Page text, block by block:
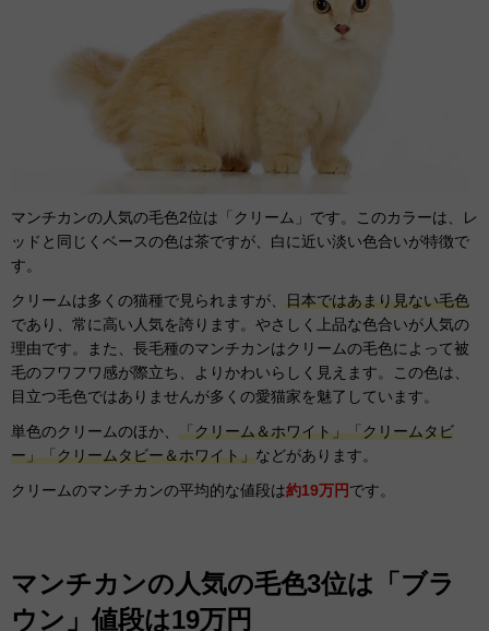
マンチカンの人気の毛色2位は「クリーム」です。このカラーは、レ
ッドと同じくベースの色は茶ですが、白に近い淡い色合いが特徴で
す。
クリームは多くの猫種で見られますが、 日本ではあまり見ない毛色
であり、常に高い人気を誇ります。やさしく上品な色合いが人気の
理由です。また、長毛種のマンチカンはクリームの毛色によって被
毛のフワフワ感が際立ち、よりかわいらしく見えます。この色は、
目立つ毛色ではありませんが多くの愛猫家を魅了しています。
単色のクリームのほか、 「クリーム＆ホワイト」「クリームタビ
ー」「クリームタビー＆ホワイト」などがあります。
クリームのマンチカンの平均的な値段は約19万円です。
マンチカンの人気の毛色3位は「ブラ
ウン」値段は19万円